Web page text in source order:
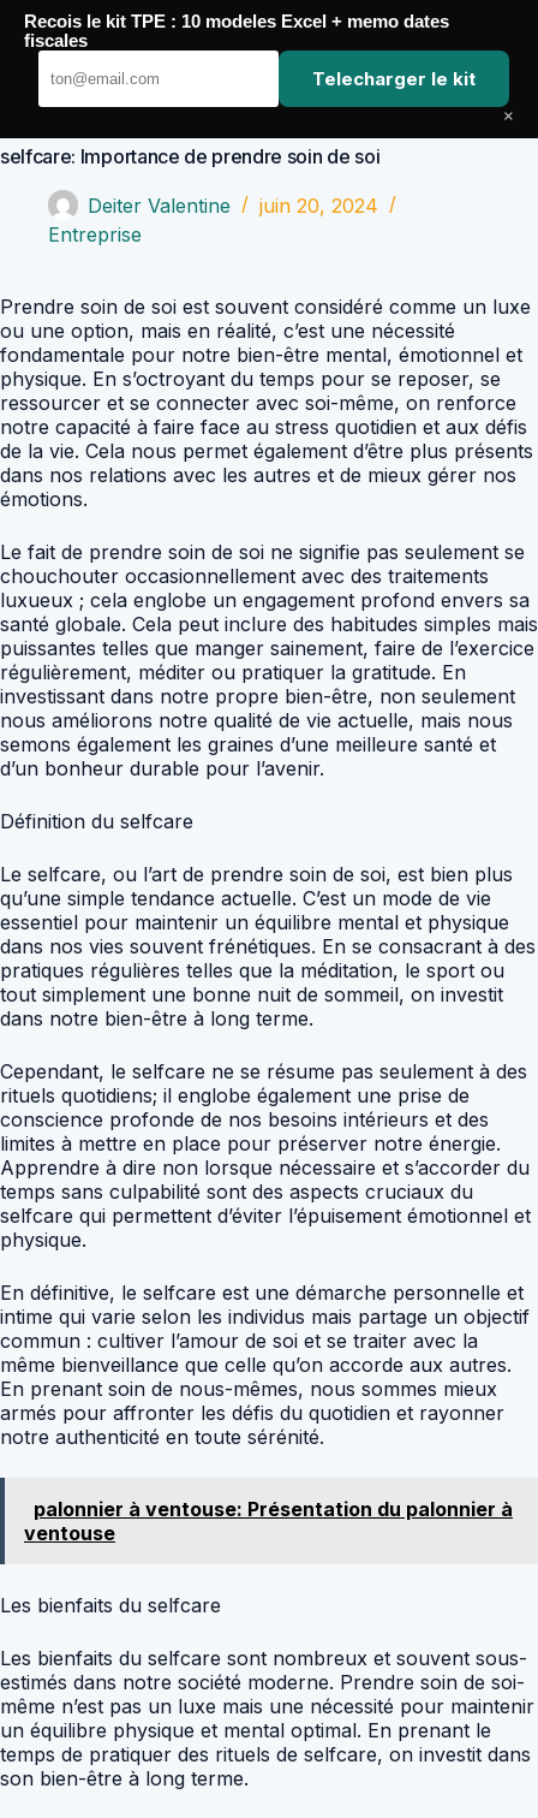
Passer
contenu
Comptabilité Job
selfcare: Importance de prendre soin de soi
Deiter Valentine
juin 20, 2024
Entreprise
Prendre soin de soi est souvent considéré comme un luxe
ou une option, mais en réalité, c’est une nécessité
fondamentale pour notre bien-être mental, émotionnel et
physique. En s’octroyant du temps pour se reposer, se
ressourcer et se connecter avec soi-même, on renforce
notre capacité à faire face au stress quotidien et aux défis
de la vie. Cela nous permet également d’être plus présents
dans nos relations avec les autres et de mieux gérer nos
émotions.
Le fait de prendre soin de soi ne signifie pas seulement se
chouchouter occasionnellement avec des traitements
luxueux ; cela englobe un engagement profond envers sa
santé globale. Cela peut inclure des habitudes simples mais
puissantes telles que manger sainement, faire de l’exercice
régulièrement, méditer ou pratiquer la gratitude. En
investissant dans notre propre bien-être, non seulement
nous améliorons notre qualité de vie actuelle, mais nous
semons également les graines d’une meilleure santé et
d’un bonheur durable pour l’avenir.
Définition du selfcare
Le selfcare, ou l’art de prendre soin de soi, est bien plus
qu’une simple tendance actuelle. C’est un mode de vie
essentiel pour maintenir un équilibre mental et physique
dans nos vies souvent frénétiques. En se consacrant à des
pratiques régulières telles que la méditation, le sport ou
tout simplement une bonne nuit de sommeil, on investit
dans notre bien-être à long terme.
Cependant, le selfcare ne se résume pas seulement à des
rituels quotidiens; il englobe également une prise de
conscience profonde de nos besoins intérieurs et des
limites à mettre en place pour préserver notre énergie.
Apprendre à dire non lorsque nécessaire et s’accorder du
temps sans culpabilité sont des aspects cruciaux du
selfcare qui permettent d’éviter l’épuisement émotionnel et
physique.
En définitive, le selfcare est une démarche personnelle et
intime qui varie selon les individus mais partage un objectif
commun : cultiver l’amour de soi et se traiter avec la
même bienveillance que celle qu’on accorde aux autres.
En prenant soin de nous-mêmes, nous sommes mieux
armés pour affronter les défis du quotidien et rayonner
notre authenticité en toute sérénité.
palonnier à ventouse: Présentation du palonnier à
ventouse
Les bienfaits du selfcare
Les bienfaits du selfcare sont nombreux et souvent sous-
estimés dans notre société moderne. Prendre soin de soi-
même n’est pas un luxe mais une nécessité pour maintenir
un équilibre physique et mental optimal. En prenant le
temps de pratiquer des rituels de selfcare, on investit dans
son bien-être à long terme.
Recois le kit TPE : 10 modeles Excel + memo dates
fiscales
Telecharger le kit
×